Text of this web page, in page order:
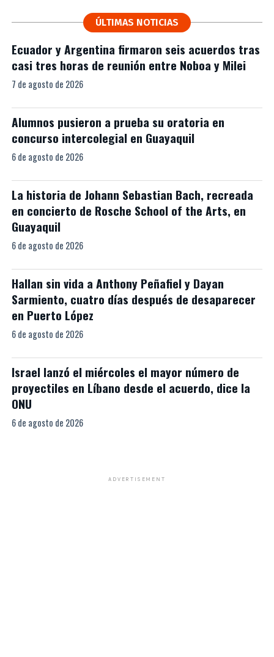
ÚLTIMAS NOTICIAS
Ecuador y Argentina firmaron seis acuerdos tras
casi tres horas de reunión entre Noboa y Milei
7 de agosto de 2026
Alumnos pusieron a prueba su oratoria en
concurso intercolegial en Guayaquil
6 de agosto de 2026
La historia de Johann Sebastian Bach, recreada
en concierto de Rosche School of the Arts, en
Guayaquil
6 de agosto de 2026
Hallan sin vida a Anthony Peñafiel y Dayan
Sarmiento, cuatro días después de desaparecer
en Puerto López
6 de agosto de 2026
Israel lanzó el miércoles el mayor número de
proyectiles en Líbano desde el acuerdo, dice la
ONU
6 de agosto de 2026
ADVERTISEMENT